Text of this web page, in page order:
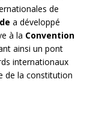
de
a développé
à la Convention
ainsi un pont
internationaux
de la constitution